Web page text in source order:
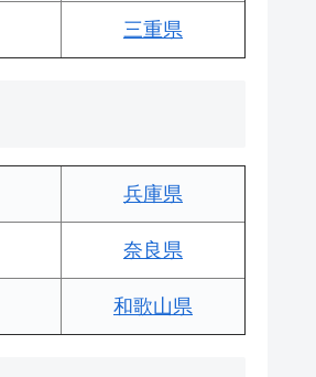
三重県
兵庫県
奈良県
和歌山県